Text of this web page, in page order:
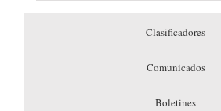
Clasificadores
Comunicados
Boletines